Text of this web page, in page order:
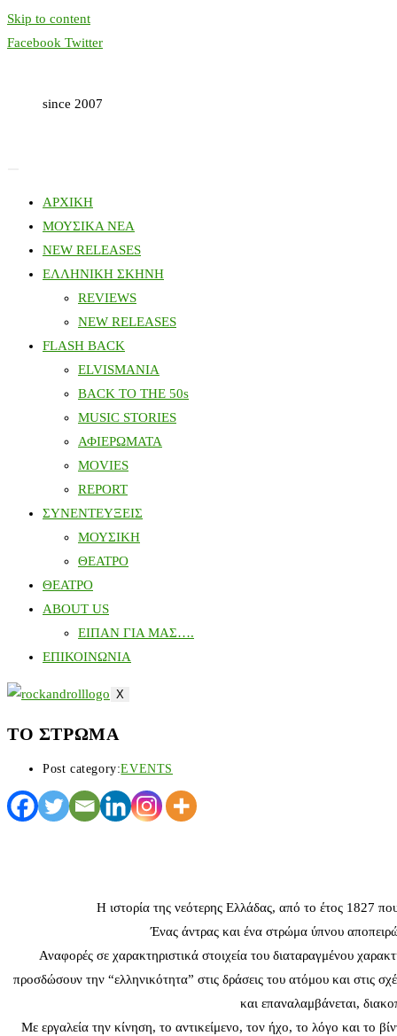
Skip to content
Facebook Twitter
since 2007
ΑΡΧΙΚΗ
ΜΟΥΣΙΚΑ ΝΕΑ
NEW RELEASES
ΕΛΛΗΝΙΚΗ ΣΚΗΝΗ
REVIEWS
NEW RELEASES
FLASH BACK
ELVISMANIA
BACK TO THE 50s
MUSIC STORIES
ΑΦΙΕΡΩΜΑΤΑ
MOVIES
REPORT
ΣΥΝΕΝΤΕΥΞΕΙΣ
ΜΟΥΣΙΚΗ
ΘΕΑΤΡΟ
ΘΕΑΤΡΟ
ABOUT US
ΕΙΠΑΝ ΓΙΑ ΜΑΣ….
ΕΠΙΚΟΙΝΩΝΙΑ
X
ΤΟ ΣΤΡΩΜΑ
Post category:EVENTS
Η ιστορία της νεότερης Ελλάδας, από το έτος 1827
Ένας άντρας και ένα στρώμα ύπνου
Αναφορές σε χαρακτηριστικά στοιχεία του διαταραγμένου
προσδώσουν την “ελληνικότητα” στις δράσεις του ατόμου και στις
και επαναλαμβάνεται,
Με εργαλεία την κίνηση, το αντικείμενο, τον ήχο, το λόγο και το